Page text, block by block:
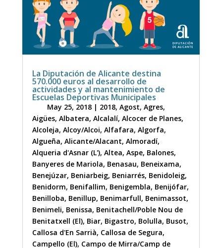
La Diputación de Alicante destina
570.000 euros al desarrollo de
actividades y al mantenimiento de
Escuelas Deportivas Municipales
May 25, 2018| 2018, Agost, Agres,
Aigües, Albatera, Alcalalí, Alcocer de Planes,
Alcoleja, Alcoy/Alcoi, Alfafara, Algorfa,
Algueña, Alicante/Alacant, Almoradí,
Alqueria d'Asnar (L'), Altea, Aspe, Balones,
Banyeres de Mariola, Benasau, Beneixama,
Benejúzar, Beniarbeig, Beniarrés, Benidoleig,
Benidorm, Benifallim, Benigembla, Benijófar,
Benilloba, Benillup, Benimarfull, Benimassot,
Benimeli, Benissa, Benitachell/Poble Nou de
Benitatxell (El), Biar, Bigastro, Bolulla, Busot,
Callosa d'En Sarrià, Callosa de Segura,
Campello (El), Campo de Mirra/Camp de